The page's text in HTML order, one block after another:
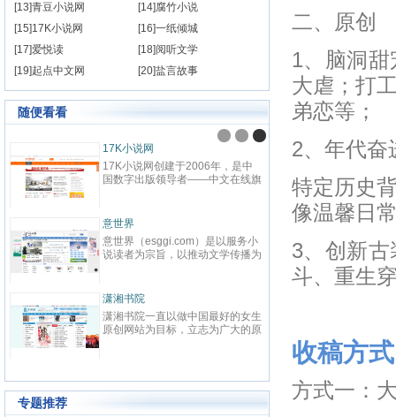
[13]青豆小说网
[14]腐竹小说
[15]17K小说网
[16]一纸倾城
[17]爱悦读
[18]阅听文学
[19]起点中文网
[20]盐言故事
随便看看
17K小说网
17K小说网创建于2006年，是中
国数字出版领导者——中文在线旗
代码：300364）2000年成立于清
华大学，为中国数字出版的开创者
之一，也是全球最大的中文数字出
版机构之一，于2015年1月21日
力于成为全球领先的中文数字出版
机构。作为旗下网站，17K小说网
以“让每个人都享受创作的乐趣”为
使命，以“成就与共赢”为价值观，
500余家，日均访问量3000W。
意世界
意世界（esggi.com）是以服务小
说读者为宗旨，以推动文学传播为
小说和网站建造对外的展示窗口，
而诞生的新模式垂直综合平台。严
选优质和潜力小说网站，用全面及
时、见地独到的资讯信息，贴合需
潇湘书院
潇湘书院一直以做中国最好的女生
原创网站为目标，立志为广大的原
成为女性原创作者群体以及读者群
专题推荐
二、原创
1、脑洞
大虐；打
弟恋等；
2、年代奋
特定历史
像温馨日
3、创新
斗、重生
收稿方式
方式一：